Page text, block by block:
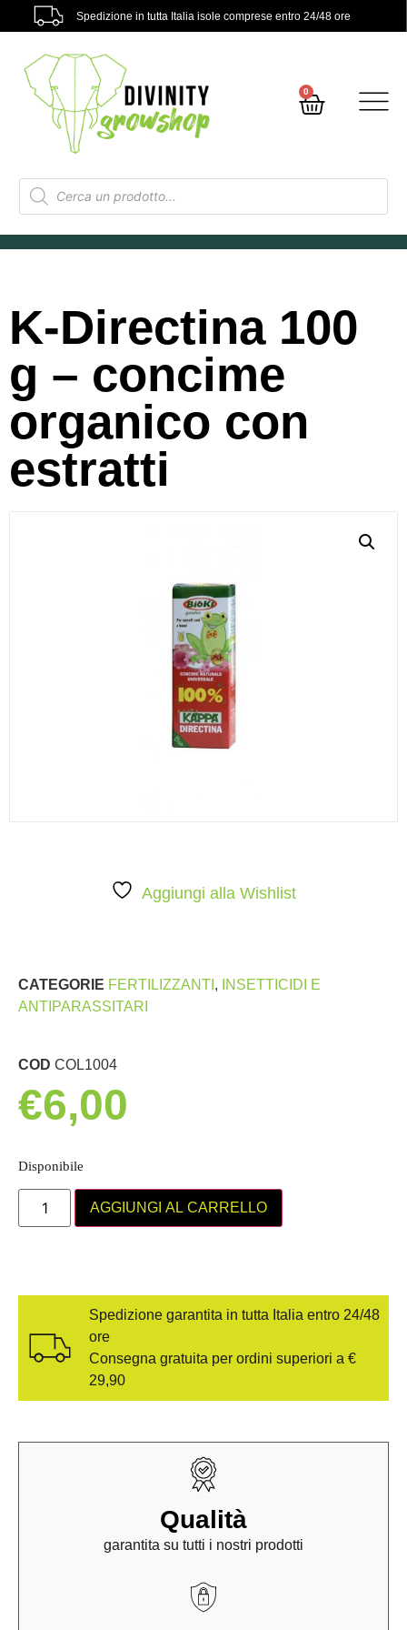
Spedizione in tutta Italia isole comprese entro 24/48 ore
0
K-Directina 100
g – concime
organico con
estratti
Aggiungi alla Wishlist
CATEGORIE FERTILIZZANTI ,
INSETTICIDI E
ANTIPARASSITARI
COD COL1004
€6,00
Disponibile
AGGIUNGI AL CARRELLO
Spedizione garantita in tutta Italia entro 24/48
ore
Consegna gratuita per ordini superiori a €
29,90
Qualità
garantita su tutti i nostri prodotti